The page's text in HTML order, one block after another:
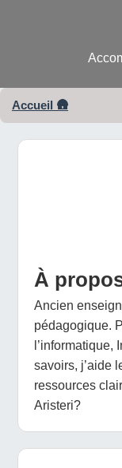
Accueil 🛖
À
Ancien
pédagogique.
l’informatique,
savoirs, j’aide
ressources
Aristeri?